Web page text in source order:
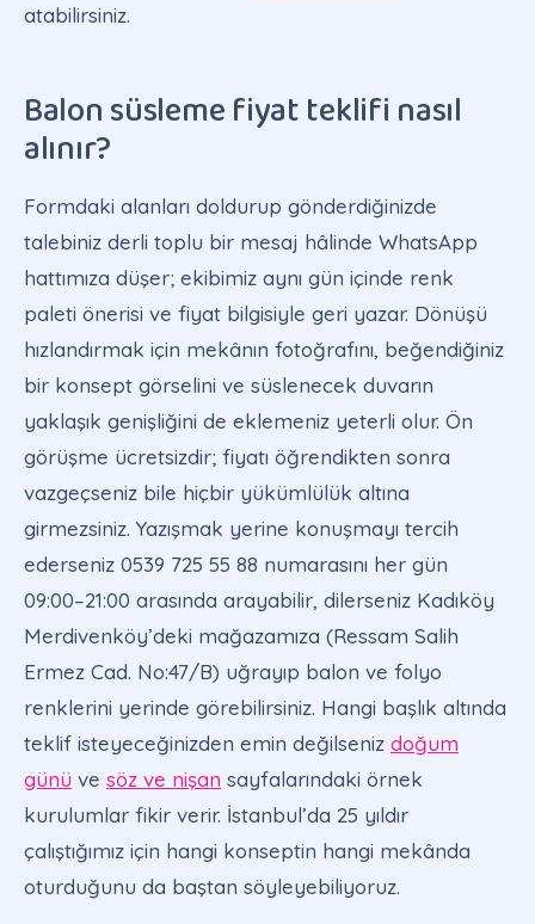
atabilirsiniz.
Balon süsleme fiyat teklifi nasıl
alınır?
Formdaki alanları doldurup gönderdiğinizde
talebiniz derli toplu bir mesaj hâlinde WhatsApp
hattımıza düşer; ekibimiz aynı gün içinde renk
paleti önerisi ve fiyat bilgisiyle geri yazar. Dönüşü
hızlandırmak için mekânın fotoğrafını, beğendiğiniz
bir konsept görselini ve süslenecek duvarın
yaklaşık genişliğini de eklemeniz yeterli olur. Ön
görüşme ücretsizdir; fiyatı öğrendikten sonra
vazgeçseniz bile hiçbir yükümlülük altına
girmezsiniz. Yazışmak yerine konuşmayı tercih
ederseniz 0539 725 55 88 numarasını her gün
09:00–21:00 arasında arayabilir, dilerseniz Kadıköy
Merdivenköy’deki mağazamıza (Ressam Salih
Ermez Cad. No:47/B) uğrayıp balon ve folyo
renklerini yerinde görebilirsiniz. Hangi başlık altında
teklif isteyeceğinizden emin değilseniz doğum
günü ve söz ve nişan sayfalarındaki örnek
kurulumlar fikir verir. İstanbul’da 25 yıldır
çalıştığımız için hangi konseptin hangi mekânda
oturduğunu da baştan söyleyebiliyoruz.